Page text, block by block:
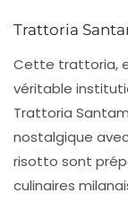
Trattoria
Cette trattoria,
véritable
Trattoria
nostalgique
risotto sont
culinaires